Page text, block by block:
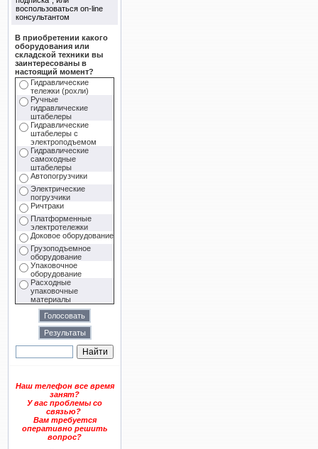
воспользоваться on-line
консультантом
В приобретении какого
оборудования или
складской техники вы
заинтересованы в
настоящий момент?
Гидравлические
тележки (рохли)
Ручные
гидравлические
штабелеры
Гидравлические
штабелеры с
электроподъемом
Гидравлические
самоходные
штабелеры
Автопогрузчики
Электрические
погрузчики
Ричтраки
Платформенные
электротележки
Доковое оборудование
Грузоподъемное
оборудование
Упаковочное
оборудование
Расходные
упаковочные
материалы
Наш телефон все время
занят?
У вас проблемы со
связью?
Вам требуется
оперативно решить
вопрос?